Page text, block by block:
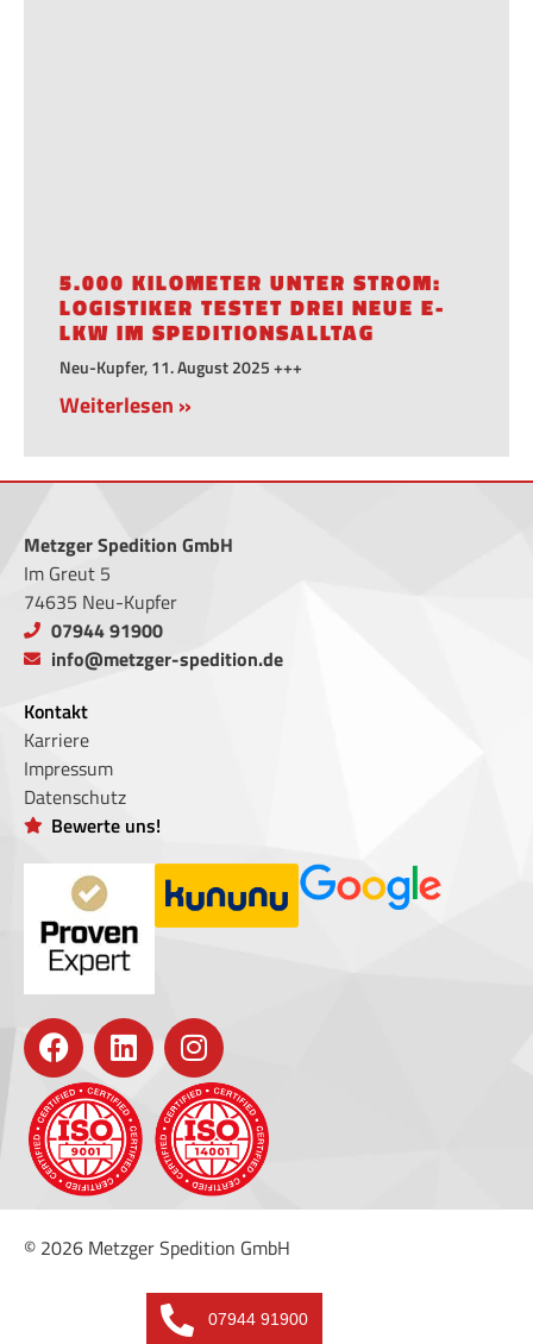
5.000 KILOMETER UNTER STROM:
LOGISTIKER TESTET DREI NEUE E-
LKW IM SPEDITIONSALLTAG
Neu-Kupfer, 11. August 2025 +++
Weiterlesen »
Metzger Spedition GmbH
Im Greut 5
74635 Neu-Kupfer
07944 91900
info@metzger-spedition.de
Kontakt
Karriere
Impressum
Datenschutz
Bewerte uns!
© 2026 Metzger Spedition GmbH
07944 91900